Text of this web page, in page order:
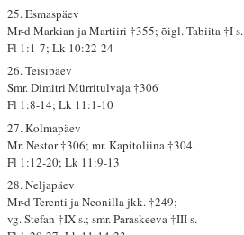
25. Esmaspäev
Mr-d Markian ja Martiiri †355; õigl. Tabiita †I s.
Fl 1:1-7; Lk 10:22-24
26. Teisipäev
Smr. Dimitri Mürritulvaja †306
Fl 1:8-14; Lk 11:1-10
27. Kolmapäev
Mr. Nestor †306; mr. Kapitoliina †304
Fl 1:12-20; Lk 11:9-13
28. Neljapäev
Mr-d Terenti ja Neonilla jkk. †249;
vg. Stefan †IX s.; smr. Paraskeeva †III s.